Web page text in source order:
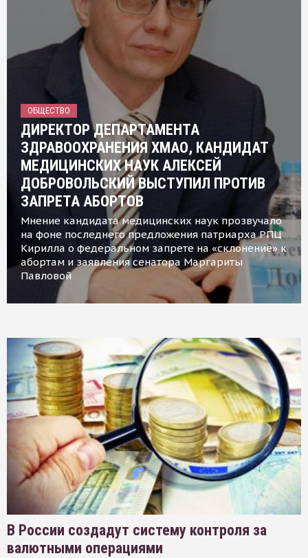
ОБЩЕСТВО
ДИРЕКТОР ДЕПАРТАМЕНТА
ЗДРАВООХРАНЕНИЯ ХМАО, КАНДИДАТ
МЕДИЦИНСКИХ НАУК АЛЕКСЕЙ
ДОБРОВОЛЬСКИЙ ВЫСТУПИЛ ПРОТИВ
ЗАПРЕТА АБОРТОВ
Мнение кандидата медицинских наук прозвучало
на фоне последнего предложения патриарха РПЦ
Кирилла о федеральном запрете на «склонение» к
абортам и заявления сенатора Маргариты
Павловой
В России создадут систему контроля за
валютными операциями